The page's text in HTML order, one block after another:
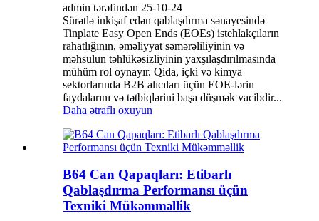
admin tərəfindən 25-10-24
Sürətlə inkişaf edən qablaşdırma sənayesində
Tinplate Easy Open Ends (EOEs) istehlakçıların
rahatlığının, əməliyyat səmərəliliyinin və
məhsulun təhlükəsizliyinin yaxşılaşdırılmasında
mühüm rol oynayır. Qida, içki və kimya
sektorlarında B2B alıcıları üçün EOE-lərin
faydalarını və tətbiqlərini başa düşmək vacibdir...
Daha ətraflı oxuyun
B64 Can Qapaqları: Etibarlı
Qablaşdırma Performansı üçün
Texniki Mükəmməllik